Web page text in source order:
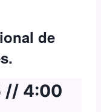
de
// 4:00